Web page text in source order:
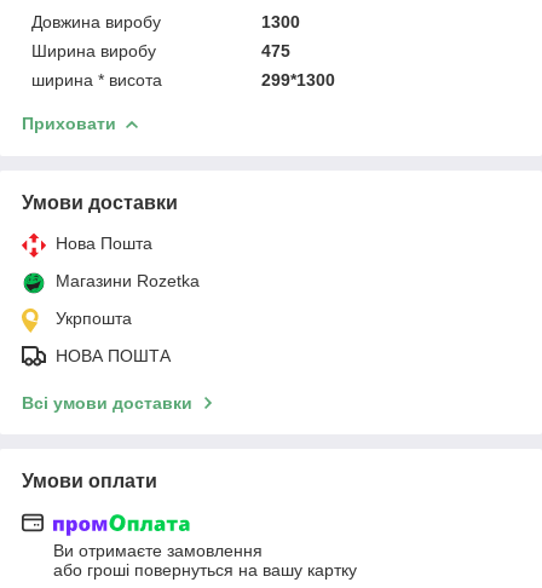
Довжина виробу
1300
Ширина виробу
475
ширина * висота
299*1300
Приховати
Умови доставки
Нова Пошта
Магазини Rozetka
Укрпошта
НОВА ПОШТА
Всі умови доставки
Умови оплати
Ви отримаєте замовлення
або гроші повернуться на вашу картку